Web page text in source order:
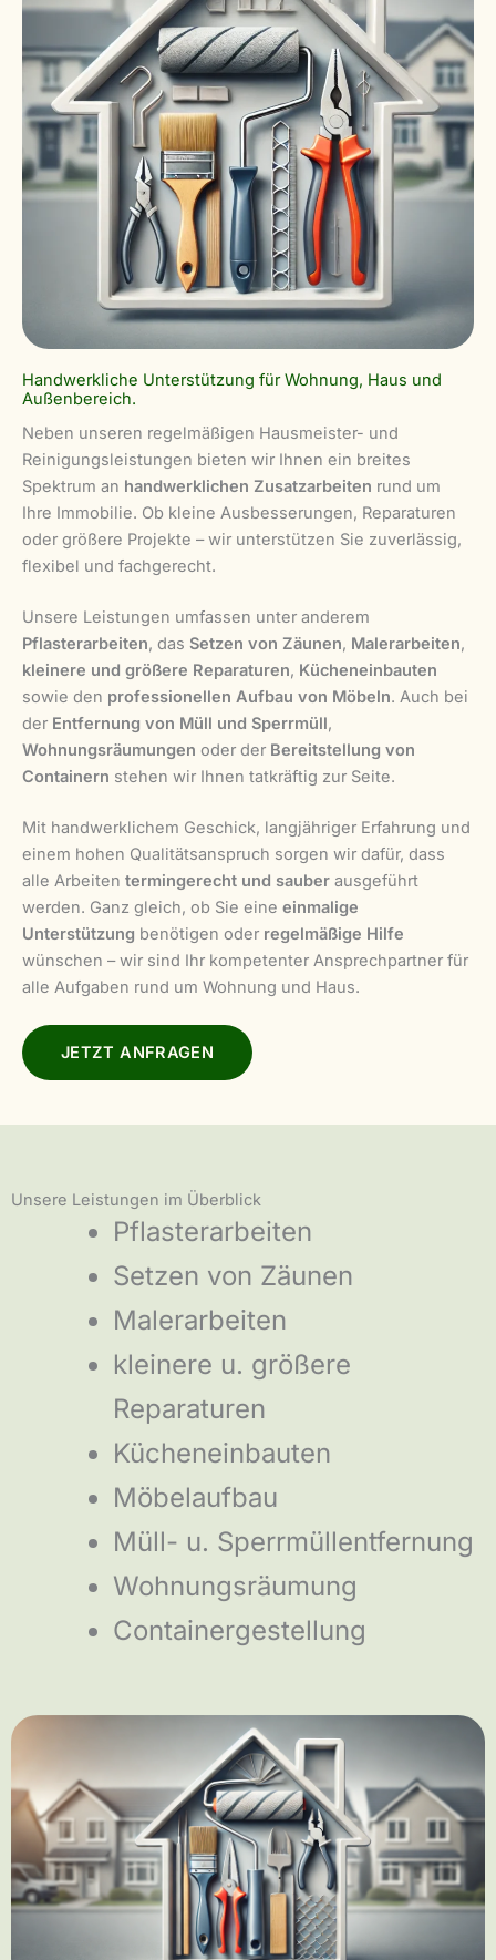
Handwerkliche Unterstützung für Wohnung, Haus und
Außenbereich.
Neben unseren regelmäßigen Hausmeister- und
Reinigungsleistungen bieten wir Ihnen ein breites
Spektrum an handwerklichen Zusatzarbeiten rund um
Ihre Immobilie. Ob kleine Ausbesserungen, Reparaturen
oder größere Projekte – wir unterstützen Sie zuverlässig,
flexibel und fachgerecht.
Unsere Leistungen umfassen unter anderem
Pflasterarbeiten, das Setzen von Zäunen, Malerarbeiten,
kleinere und größere Reparaturen, Kücheneinbauten
sowie den professionellen Aufbau von Möbeln. Auch bei
der Entfernung von Müll und Sperrmüll,
Wohnungsräumungen oder der Bereitstellung von
Containern stehen wir Ihnen tatkräftig zur Seite.
Mit handwerklichem Geschick, langjähriger Erfahrung und
einem hohen Qualitätsanspruch sorgen wir dafür, dass
alle Arbeiten termingerecht und sauber ausgeführt
werden. Ganz gleich, ob Sie eine einmalige
Unterstützung benötigen oder regelmäßige Hilfe
wünschen – wir sind Ihr kompetenter Ansprechpartner für
alle Aufgaben rund um Wohnung und Haus.
JETZT ANFRAGEN
Unsere Leistungen im Überblick
Pflasterarbeiten
Setzen von Zäunen
Malerarbeiten
kleinere u. größere
Reparaturen
Kücheneinbauten
Möbelaufbau
Müll- u. Sperrmüllentfernung
Wohnungsräumung
Containergestellung